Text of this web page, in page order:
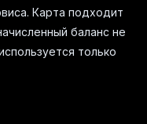
Карта подходит
баланс не
только